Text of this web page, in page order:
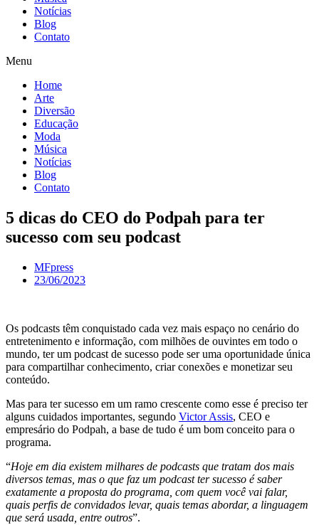
Notícias
Blog
Contato
Menu
Home
Arte
Diversão
Educação
Moda
Música
Notícias
Blog
Contato
5 dicas do CEO do Podpah para ter
sucesso com seu podcast
MFpress
23/06/2023
Os podcasts têm conquistado cada vez mais espaço no cenário do
entretenimento e informação, com milhões de ouvintes em todo o
mundo, ter um podcast de sucesso pode ser uma oportunidade única
para compartilhar conhecimento, criar conexões e monetizar seu
conteúdo.
Mas para ter sucesso em um ramo crescente como esse é preciso ter
alguns cuidados importantes, segundo Victor Assis, CEO e
empresário do Podpah, a base de tudo é um bom conceito para o
programa.
“Hoje em dia existem milhares de podcasts que tratam dos mais
diversos temas, mas o que faz um podcast ter sucesso é saber
exatamente a proposta do programa, com quem você vai falar,
quais perfis de convidados levar, quais temas abordar, a linguagem
que será usada, entre outros”.